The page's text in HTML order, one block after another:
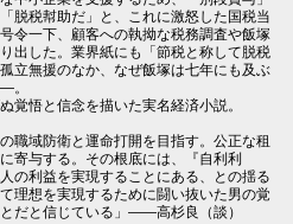
脱税幇助だ」と、これに激怒した国税当
令一下、顧客への執拗な税務調査や飯塚
出した。業界紙にも「節税と称して脱税
立無援のなか、なぜ飯塚は七年にも及ぶ
。
覚悟と信念を描いた実名経済小説。
職域防衛と運命打開を目指す。公正な租
寄与する。その根底には、『自利利
の利益を実現することにある、との揺る
想を実現するために闘い抜いた男の覚
だと信じている」――高杉良（談）